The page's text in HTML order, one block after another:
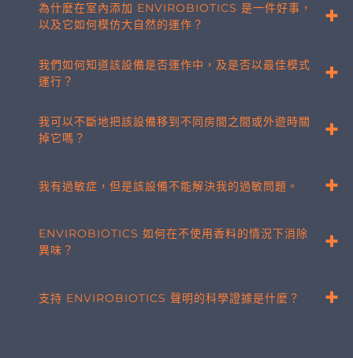
為什麼在室內添加 ENVIROBIOTICS 是一件好事，
以及它如何模仿大自然的運作？
我們如何知道該設備是否運作中，及是否以最佳模式
運行？
我可以不斷地把該設備移到不同房間之間或外遊時關
掉它嗎？
我有過敏症，但是該設備不能解決我的過敏問題。
ENVIROBIOTICS 如何在不使用香料的情況下消除
異味？
支持 ENVIROBIOTICS 聲明的科學證據是什麼？